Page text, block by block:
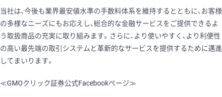
当社は、今後も業界最安値水準の手数料体系を維持するとともに、お客様
の多様なニーズにもお応えし、総合的な金融サービスをご提供できるよ
う取扱商品の充実に取り組みます。さらに、より使いやすく、より利便性
の高い最先端の取引システムと革新的なサービスを提供するために邁進
してまいります。
≪GMOクリック証券公式Facebookページ≫